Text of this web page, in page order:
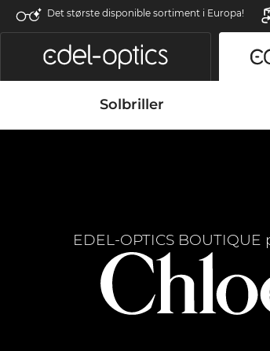
Det største disponible sortiment i Europa!
Solbriller
EDEL-OPTICS BOUTIQUE